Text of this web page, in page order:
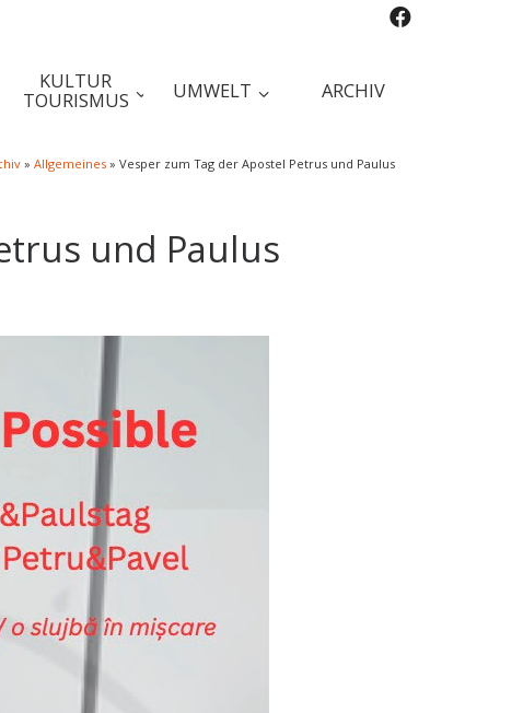
KULTUR
TOURISMUS UMWELT ARCHIV
» Allgemeines » Vesper zum Tag der Apostel Petrus und Paulus
und Paulus